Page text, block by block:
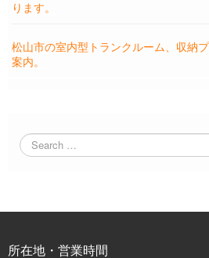
ります。
松山市の室内型トランクルーム、収納
案内。
所在地・営業時間